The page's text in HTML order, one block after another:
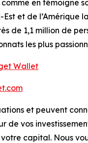
en témoigne
Est et de
1,1 million de
les plus
Wallet
et peuvent
de vos
capital. Nous